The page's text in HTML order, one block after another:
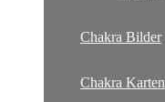
Chakra Bilder
Chakra Karten